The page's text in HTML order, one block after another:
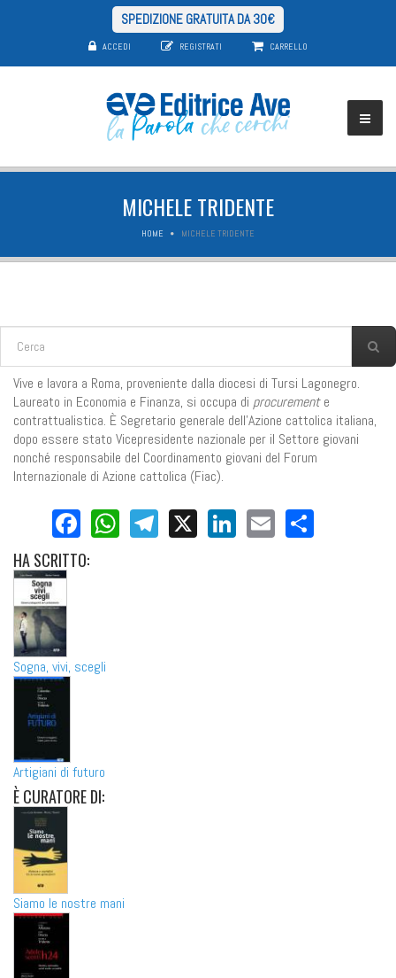
SPEDIZIONE GRATUITA DA 30€
ACCEDI REGISTRATI CARRELLO
MICHELE TRIDENTE
HOME MICHELE TRIDENTE
FORM DI RICERCA
Vive e lavora a Roma, proveniente dalla diocesi di Tursi Lagonegro.
Laureato in Economia e Finanza, si occupa di procuremente
contrattualistica. È Segretario generale dell'Azione cattolica italiana,
dopo essere stato Vicepresidente nazionale per il Settore giovani
nonché responsabile del Coordinamento giovani del Forum
Internazionale di Azione cattolica (Fiac).
Facebook
WhatsApp
Telegram
X LinkedIn
Email
HASCRITTO:
Sogna, vivi, scegli
Artigiani di futuro
ÈCURATORE DI:
Siamo le nostre mani